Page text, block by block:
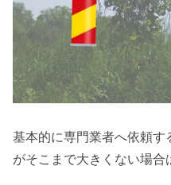
基本的に専門業者へ依頼
がそこまで大きくない場合